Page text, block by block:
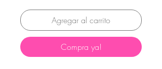
Agregar al carrito
Compra ya!